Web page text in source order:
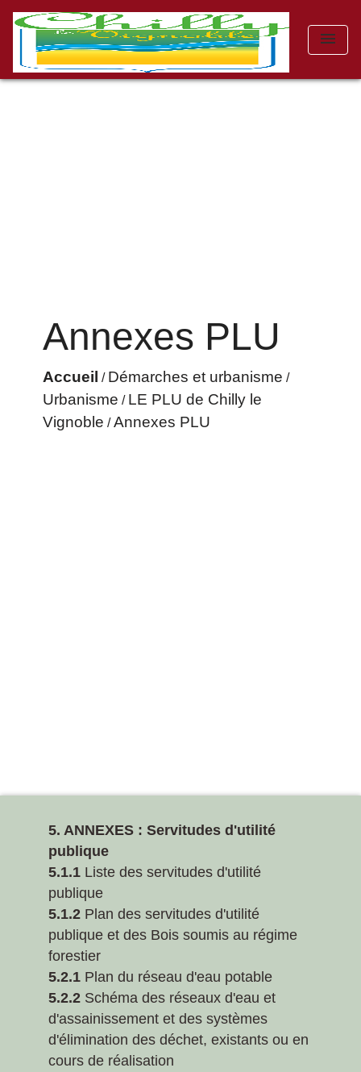
menu
Annexes PLU
Accueil / Démarches et urbanisme /
Urbanisme / LE PLU de Chilly le
Vignoble /Annexes PLU
5. ANNEXES : Servitudes d'utilité
publique
5.1.1 Liste des servitudes d'utilité
publique
5.1.2 Plan des servitudes d'utilité
publique et des Bois soumis au régime
forestier
5.2.1 Plan du réseau d'eau potable
5.2.2 Schéma des réseaux d'eau et
d'assainissement et des systèmes
d'élimination des déchet, existants ou en
cours de réalisation